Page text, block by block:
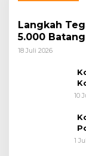
Langkah
5.000
Koops TNI
18 Juli 2026
10
1